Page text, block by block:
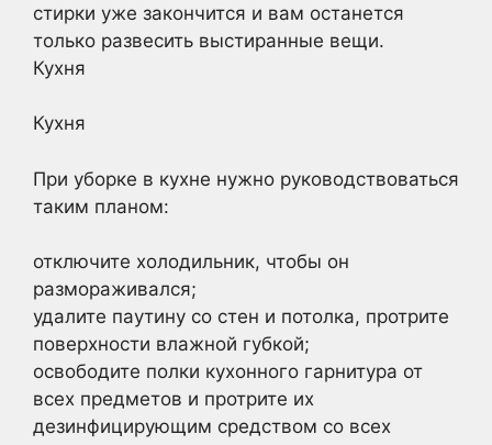
стирки уже закончится и вам останется
только развесить выстиранные вещи.
Кухня
Кухня
При уборке в кухне нужно руководствоваться
таким планом:
отключите холодильник, чтобы он
размораживался;
удалите паутину со стен и потолка, протрите
поверхности влажной губкой;
освободите полки кухонного гарнитура от
всех предметов и протрите их
дезинфицирующим средством со всех